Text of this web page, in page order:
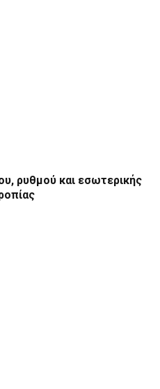
ρυθμού και εσωτερικής